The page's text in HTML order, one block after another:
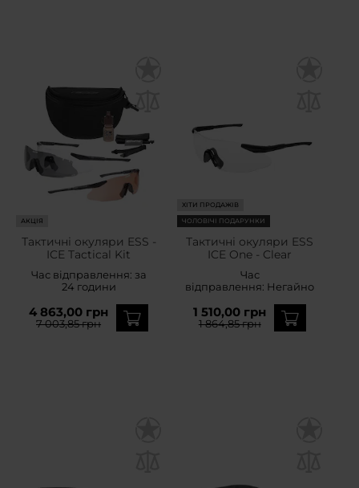
АКЦІЯ
Тактичні окуляри ESS -
ICE Tactical Kit
Час відправлення: за
24 години
4 863,00 грн
7 003,85 грн
ХІТИ ПРОДАЖІВ
ЧОЛОВІЧІ ПОДАРУНКИ
Тактичні окуляри ESS
ICE One - Clear
Час
відправлення: Негайно
1 510,00 грн
1 864,85 грн